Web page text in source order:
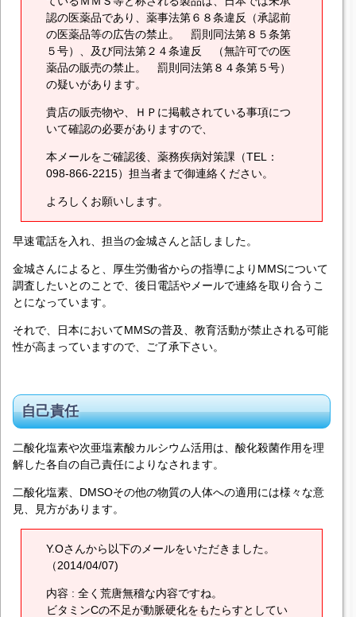
認の医薬品であり、薬事法第６８条違反（承認前
の医薬品等の広告の禁止。 罰則同法第８５条第
５号）、及び同法第２４条違反 （無許可での医
薬品の販売の禁止。 罰則同法第８４条第５号）
の疑いがあります。
貴店の販売物や、ＨＰに掲載されている事項につ
いて確認の必要がありますので、
本メールをご確認後、薬務疾病対策課（TEL：
098-866-2215）担当者まで御連絡ください。
よろしくお願いします。
早速電話を入れ、担当の金城さんと話しました。
金城さんによると、厚生労働省からの指導によりMMSについて
調査したいとのことで、後日電話やメールで連絡を取り合うこ
とになっています。
それで、日本においてMMSの普及、教育活動が禁止される可能
性が高まっていますので、ご了承下さい。
自己責任
二酸化塩素や次亜塩素酸カルシウム活用は、酸化殺菌作用を理
解した各自の自己責任によりなされます。
二酸化塩素、DMSOその他の物質の人体への適用には様々な意
見、見方があります。
Y.Oさんから以下のメールをいただきました。
（2014/04/07)
内容 : 全く荒唐無稽な内容ですね。
ビタミンCの不足が動脈硬化をもたらすとしてい